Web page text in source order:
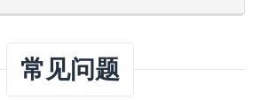
常见问题